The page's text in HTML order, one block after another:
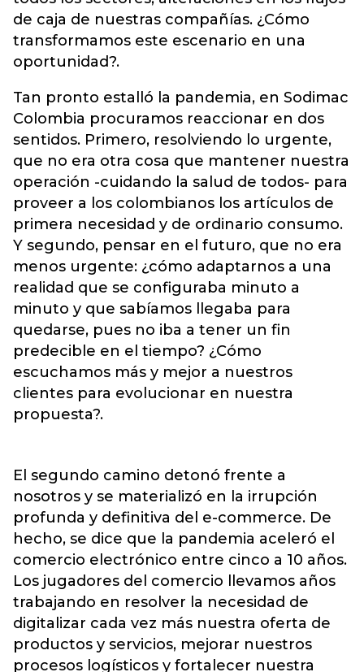
de caja de nuestras compañías. ¿Cómo
transformamos este escenario en una
oportunidad?.
Tan pronto estalló la pandemia, en Sodimac
Colombia procuramos reaccionar en dos
sentidos. Primero, resolviendo lo urgente,
que no era otra cosa que mantener nuestra
operación -cuidando la salud de todos- para
proveer a los colombianos los artículos de
primera necesidad y de ordinario consumo.
Y segundo, pensar en el futuro, que no era
menos urgente: ¿cómo adaptarnos a una
realidad que se configuraba minuto a
minuto y que sabíamos llegaba para
quedarse, pues no iba a tener un fin
predecible en el tiempo? ¿Cómo
escuchamos más y mejor a nuestros
clientes para evolucionar en nuestra
propuesta?.
El segundo camino detonó frente a
nosotros y se materializó en la irrupción
profunda y definitiva del e-commerce. De
hecho, se dice que la pandemia aceleró el
comercio electrónico entre cinco a 10 años.
Los jugadores del comercio llevamos años
trabajando en resolver la necesidad de
digitalizar cada vez más nuestra oferta de
productos y servicios, mejorar nuestros
procesos logísticos y fortalecer nuestra